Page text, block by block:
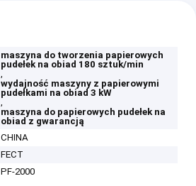
maszyna do tworzenia papierowych
pudełek na obiad 180 sztuk/min
,
wydajność maszyny z papierowymi
pudełkami na obiad 3 kW
,
maszyna do papierowych pudełek na
obiad z gwarancją
CHINA
FECT
PF-2000